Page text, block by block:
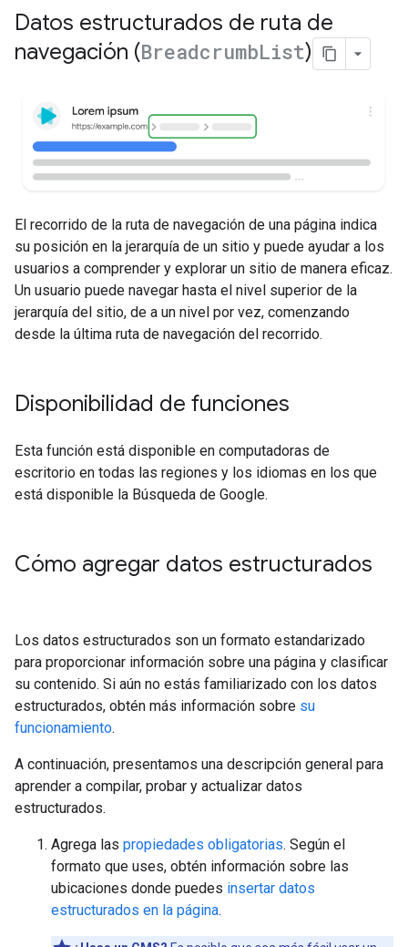
Datos estructurados de ruta de
navegación (BreadcrumbList)
El recorrido de la ruta de navegación de una página indica
su posición en la jerarquía de un sitio y puede ayudar a los
usuarios a comprender y explorar un sitio de manera eficaz.
Un usuario puede navegar hasta el nivel superior de la
jerarquía del sitio, de a un nivel por vez, comenzando
desde la última ruta de navegación del recorrido.
Disponibilidad de funciones
Esta función está disponible en computadoras de
escritorio en todas las regiones y los idiomas en los que
está disponible la Búsqueda de Google.
Cómo agregar datos estructurados
Los datos estructurados son un formato estandarizado
para proporcionar información sobre una página y clasificar
su contenido. Si aún no estás familiarizado con los datos
estructurados, obtén más información sobre su
funcionamiento.
A continuación, presentamos una descripción general para
aprender a compilar, probar y actualizar datos
estructurados.
Agrega las propiedades obligatorias. Según el
formato que uses, obtén información sobre las
ubicaciones donde puedes insertar datos
estructurados en la página.